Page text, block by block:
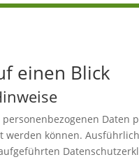
einen Blick
Daten
können.